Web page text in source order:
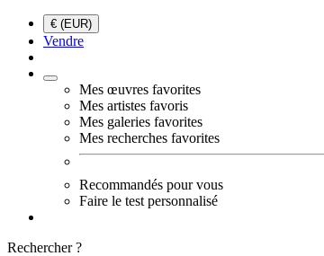
€ (EUR)
Vendre
Mes œuvres favorites
Mes artistes favoris
Mes galeries favorites
Mes recherches favorites
Recommandés pour vous
Faire le test personnalisé
Rechercher ?